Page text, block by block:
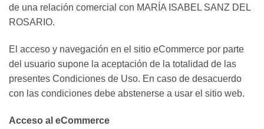
de una relación comercial con MARÍA ISABEL SANZ DEL
ROSARIO.
El acceso y navegación en el sitio eCommerce por parte
del usuario supone la aceptación de la totalidad de las
presentes Condiciones de Uso. En caso de desacuerdo
con las condiciones debe abstenerse a usar el sitio web.
Acceso al eCommerce